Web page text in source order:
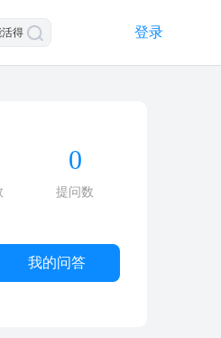
登录
0
提问数
我的问答